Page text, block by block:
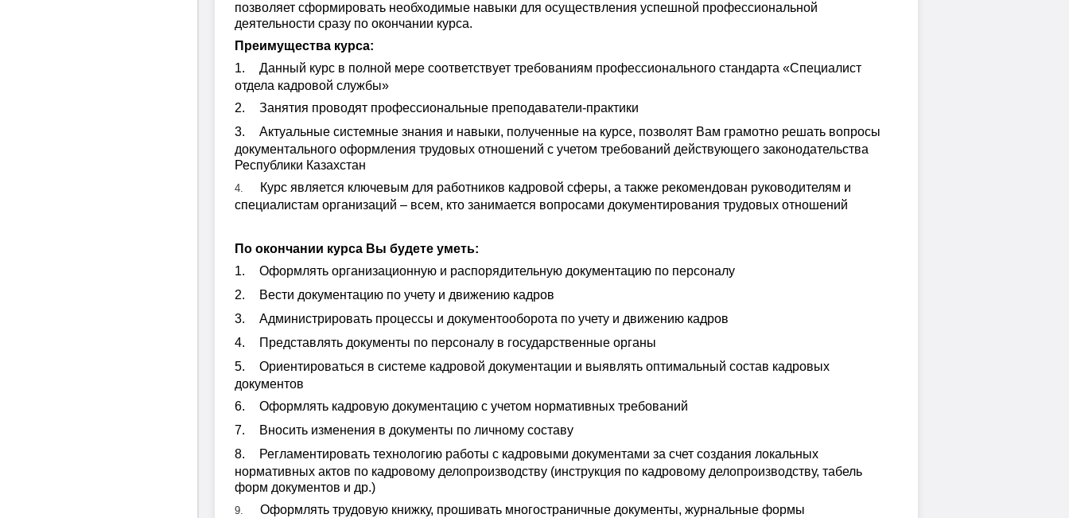
позволяет сформировать необходимые навыки для осуществления успешной профессиональной
деятельности сразу по окончании курса.
Преимущества курса:
1.
Данный курс в полной мере соответствует требованиям профессионального стандарта «Специалист
отдела кадровой службы»
2.
Занятия проводят профессиональные преподаватели-практики
3.
Актуальные системные знания и навыки, полученные на курсе, позволят Вам грамотно решать вопросы
документального оформления трудовых отношений с учетом требований действующего законодательства
Республики Казахстан
4.
Курс является ключевым для работников кадровой сферы, а также рекомендован руководителям и
специалистам организаций – всем, кто занимается вопросами документирования трудовых отношений
По окончании курса Вы будете уметь:
1.
Оформлять организационную и распорядительную документацию по персоналу
2.
Вести документацию по учету и движению кадров
3.
Администрировать процессы и документооборота по учету и движению кадров
4.
Представлять документы по персоналу в государственные органы
5.
Ориентироваться в системе кадровой документации и выявлять оптимальный состав кадровых
документов
6.
Оформлять кадровую документацию с учетом нормативных требований
7.
Вносить изменения в документы по личному составу
8.
Регламентировать технологию работы с кадровыми документами за счет создания локальных
нормативных актов по кадровому делопроизводству (инструкция по кадровому делопроизводству, табель
форм документов и др.)
9. Оформлять трудовую книжку, прошивать многостраничные документы, журнальные формы